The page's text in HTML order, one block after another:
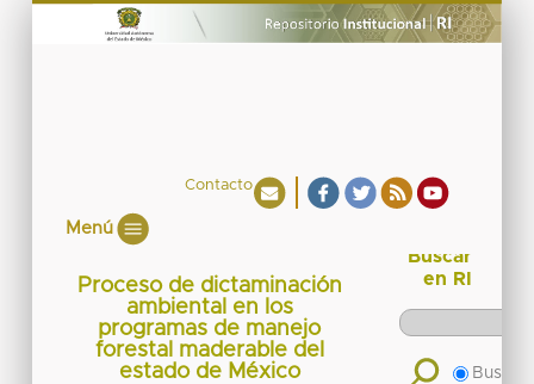
Contacto
Menú
Proceso de dictaminación
ambiental en los
programas de manejo
forestal maderable del
estado de México
Buscar
en RI
Buscar